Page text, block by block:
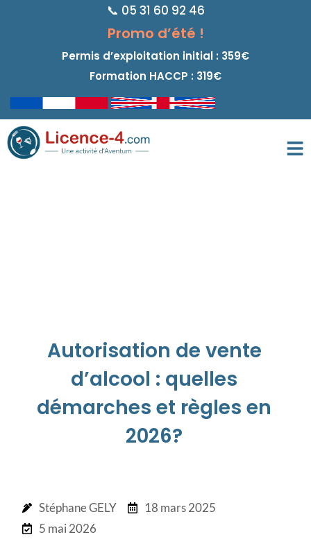
📞 05 31 60 92 46
Promo d’été !
Permis d’exploitation initial : 359€
Formation HACCP : 319€
Autorisation de vente
d’alcool : quelles
démarches et règles en
2026?
Stéphane GELY
18 mars 2025
5 mai 2026